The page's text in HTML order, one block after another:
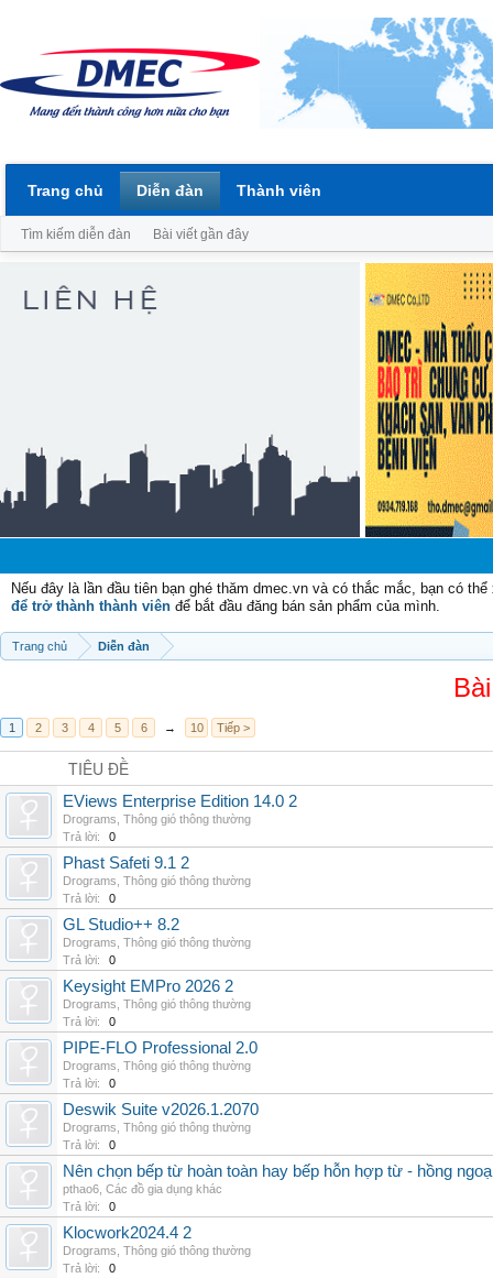
Nếu đây là lần đầu tiên bạn ghé thăm dmec.vn và có thắc mắc, bạn có
để trở thành thành viên để bắt đầu đăng bán sản phẩm của mình.
Trang chủ Diễn đàn
1 2 3 4 5 6 → 10 Tiếp >
TIÊU ĐỀ
EViews Enterprise Edition 14.0 2
Drograms Thông gió thông thường
Trả lời:
0
Phast Safeti 9.1 2
Drograms Thông gió thông thường
Trả lời:
0
GL Studio++ 8.2
Drograms Thông gió thông thường
Trả lời:
0
Keysight EMPro 2026 2
Drograms Thông gió thông thường
Trả lời:
0
PIPE-FLO Professional 2.0
Drograms Thông gió thông thường
Trả lời:
0
Deswik Suite v2026.1.2070
Drograms Thông gió thông thường
Trả lời:
0
Nên chọn bếp từ hoàn toàn hay bếp hỗn hợp từ - hồng
pthao6 Các đồ gia dụng khác
Trả lời:
0
Klocwork2024.4 2
Drograms Thông gió thông thường
Trả lời:
0
Trang chủ Diễn đàn
Tìm kiếm diễn đàn Bài viết gần đây
Thành viên